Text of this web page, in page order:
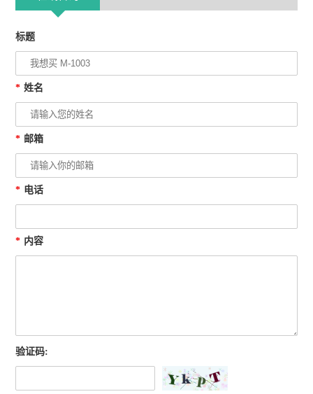
标题
* 姓名
* 邮箱
* 电话
* 内容
验证码: